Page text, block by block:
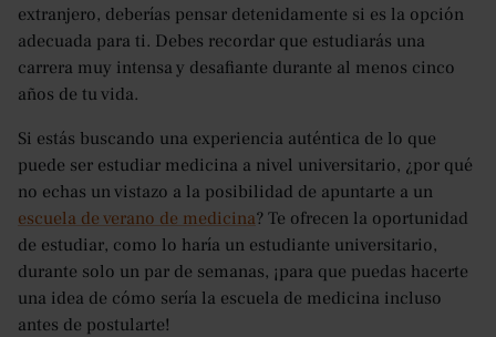
extranjero, deberías pensar detenidamente si es la opción
adecuada para ti. Debes recordar que estudiarás una
carrera muy intensa y desafiante durante al menos cinco
años de tu vida.
Si estás buscando una experiencia auténtica de lo que
puede ser estudiar medicina a nivel universitario, ¿por qué
no echas un vistazo a la posibilidad de apuntarte a un
escuela de verano de medicina? Te ofrecen la oportunidad
de estudiar, como lo haría un estudiante universitario,
durante solo un par de semanas, ¡para que puedas hacerte
una idea de cómo sería la escuela de medicina incluso
antes de postularte!